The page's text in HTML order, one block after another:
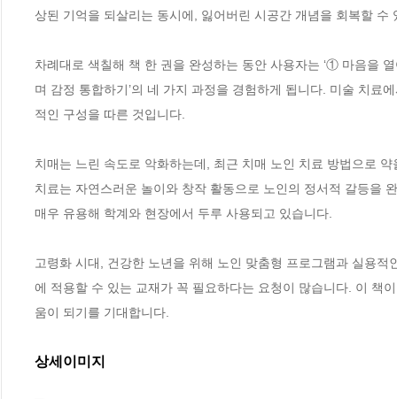
상된 기억을 되살리는 동시에, 잃어버린 시공간 개념을 회복할 수
차례대로 색칠해 책 한 권을 완성하는 동안 사용자는 ‘① 마음
며 감정 통합하기’의 네 가지 과정을 경험하게 됩니다. 미술 치료
적인 구성을 따른 것입니다.
치매는 느린 속도로 악화하는데, 최근 치매 노인 치료 방법으로
치료는 자연스러운 놀이와 창작 활동으로 노인의 정서적 갈등을
매우 유용해 학계와 현장에서 두루 사용되고 있습니다.
고령화 시대, 건강한 노년을 위해 노인 맞춤형 프로그램과 실용
에 적용할 수 있는 교재가 꼭 필요하다는 요청이 많습니다. 이 책
움이 되기를 기대합니다.
상세이미지